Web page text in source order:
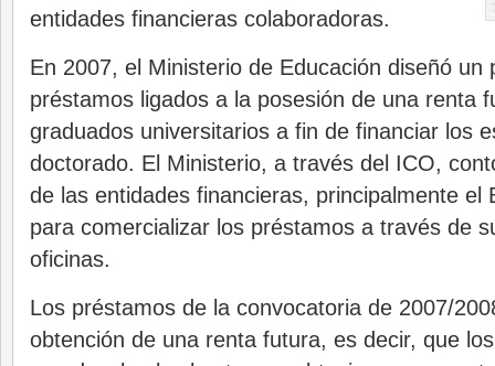
entidades financieras colaboradoras.
En 2007, el Ministerio de Educación diseñó un
préstamos ligados a la posesión de una renta
graduados universitarios a fin de financiar los
doctorado. El Ministerio, a través del ICO,
de las entidades financieras, principalmente el
para comercializar los préstamos a través de
oficinas.
Los préstamos de la convocatoria de 2007/
obtención de una renta futura, es decir, que